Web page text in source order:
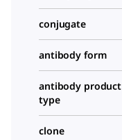
conjugate
antibody form
antibody product
type
clone